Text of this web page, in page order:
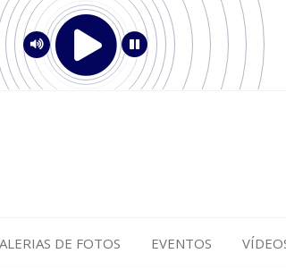
DE FOTOS EVENTOS